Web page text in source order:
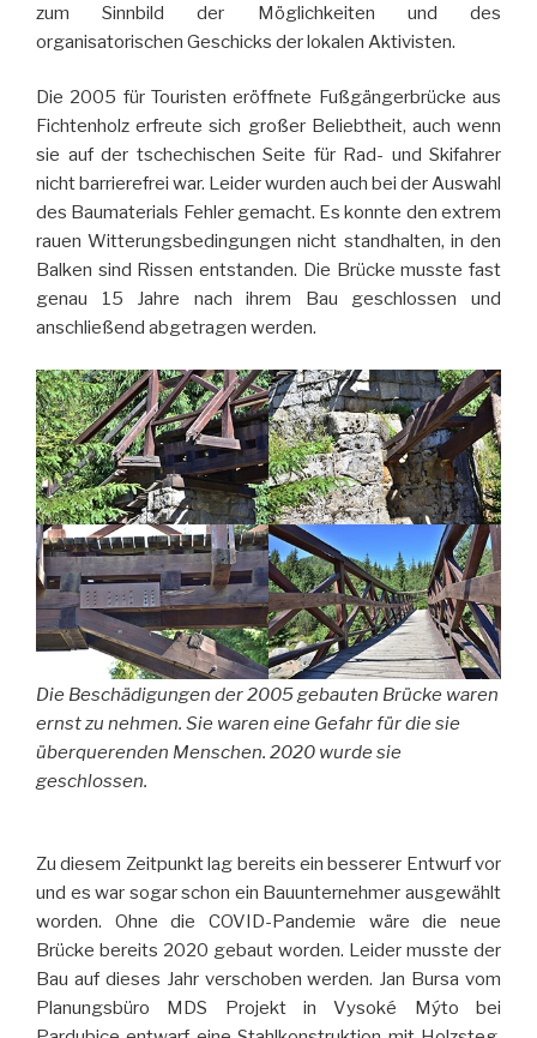
zum Sinnbild der Möglichkeiten und des
organisatorischen Geschicks der lokalen Aktivisten.
Die 2005 für Touristen eröffnete Fußgängerbrücke aus
Fichtenholz erfreute sich großer Beliebtheit, auch wenn
sie auf der tschechischen Seite für Rad- und Skifahrer
nicht barrierefrei war. Leider wurden auch bei der Auswahl
des Baumaterials Fehler gemacht. Es konnte den extrem
rauen Witterungsbedingungen nicht standhalten, in den
Balken sind Rissen entstanden. Die Brücke musste fast
genau 15 Jahre nach ihrem Bau geschlossen und
anschließend abgetragen werden.
Die Beschädigungen der 2005 gebauten Brücke waren
ernst zu nehmen. Sie waren eine Gefahr für die sie
überquerenden Menschen. 2020 wurde sie
geschlossen.
Zu diesem Zeitpunkt lag bereits ein besserer Entwurf vor
und es war sogar schon ein Bauunternehmer ausgewählt
worden. Ohne die COVID-Pandemie wäre die neue
Brücke bereits 2020 gebaut worden. Leider musste der
Bau auf dieses Jahr verschoben werden. Jan Bursa vom
Planungsbüro MDS Projekt in Vysoké Mýto bei